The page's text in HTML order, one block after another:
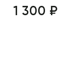
1 300 ₽